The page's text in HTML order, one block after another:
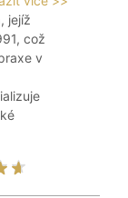
jejíž
což
v